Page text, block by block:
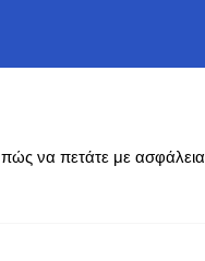
πώς να πετάτε με ασφάλεια